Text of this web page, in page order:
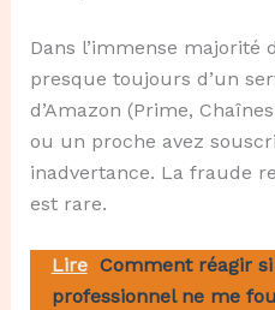
Dans l’immense majorité
presque toujours d’un
d’Amazon (Prime,
ou un proche avez
inadvertance. La fraude
est rare.
Lire Comment réagir
professionnel ne me